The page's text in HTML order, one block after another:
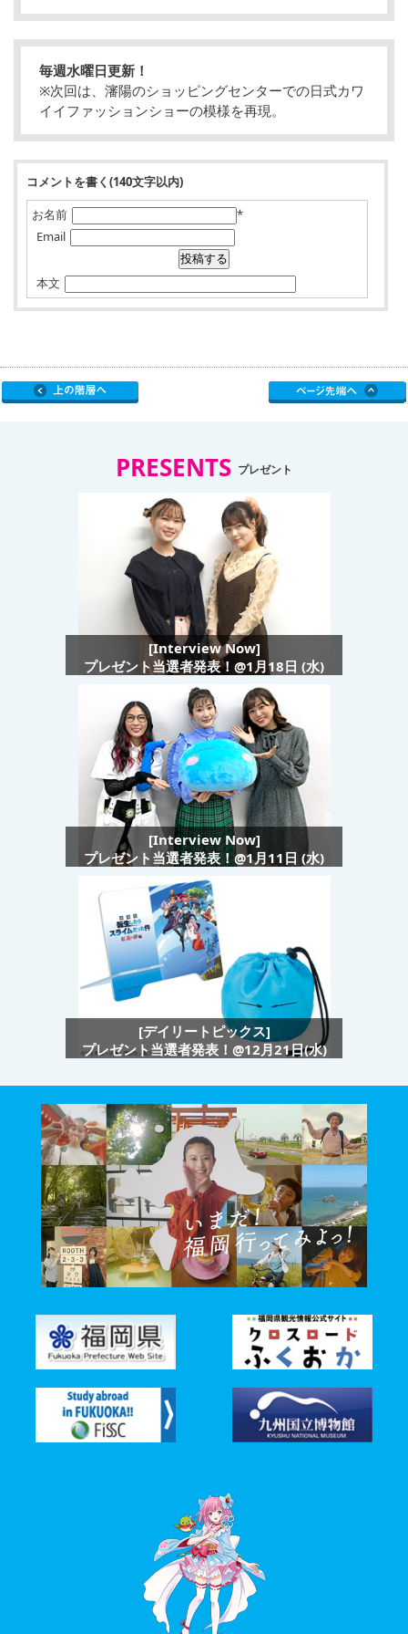
毎週水曜日更新！
※次回は、瀋陽のショッピングセンターでの日式カワ
イイファッションショーの模様を再現。
コメントを書く(140文字以内)
お名前
*
Email
本文
PRESENTS プレゼント
[Interview Now]
プレゼント当選者発表！@1月18日 (水)
[Interview Now]
プレゼント当選者発表！@1月11日 (水)
[デイリートピックス]
プレゼント当選者発表！@12月21日(水)